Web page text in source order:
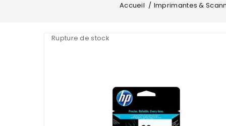
Accueil Imprimantes &
Rupture de stock